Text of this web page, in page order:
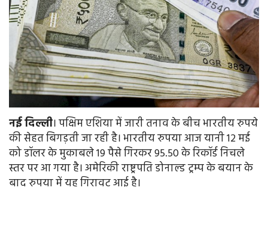
नईदिल्ली। पक्षिम एशिया में जारी तनाव के बीच भारतीय रुपये
की सेहत बिगड़ती जा रही है। भारतीय रुपया आज यानी 12 मई
को डॉलर के मुकाबले 19 पैसे गिरकर 95.50 के रिकॉर्ड निचले
स्तर पर आ गया है। अमेरिकी राष्ट्रपति डोनाल्ड ट्रम्प के बयान के
बाद रुपया में यह गिरावट आई है।